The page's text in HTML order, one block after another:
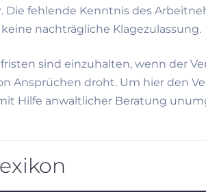
Die fehlende Kenntnis des
nachträgliche Klagezulassung.
sind einzuhalten, wenn der
Ansprüchen droht. Um hier den
Hilfe anwaltlicher Beratung